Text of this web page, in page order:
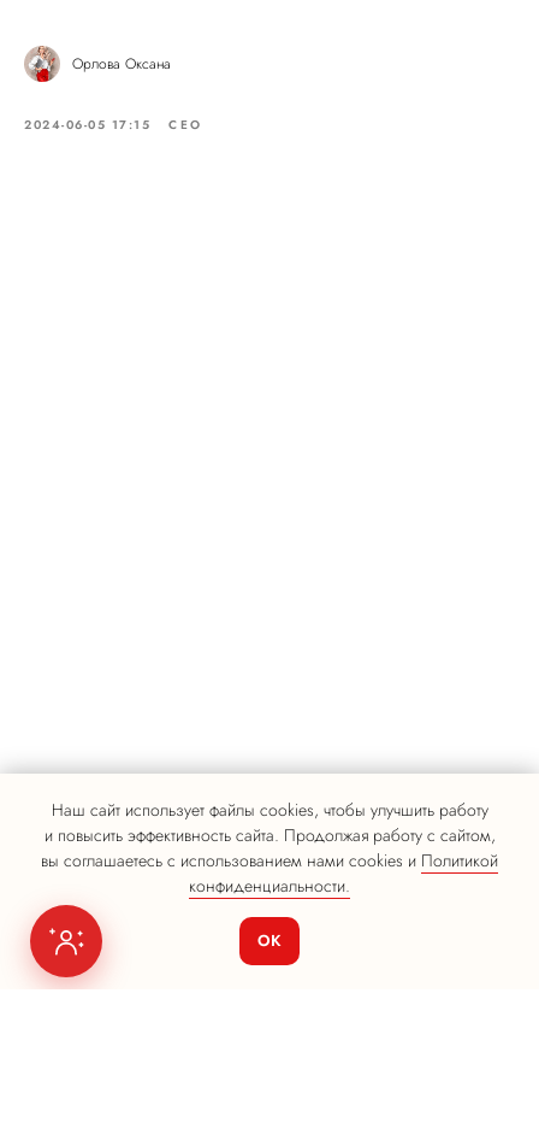
Наш сайт использует файлы cookies, чтобы улучшить работу
и повысить эффективность сайта. Продолжая работу с сайтом,
вы соглашаетесь с использованием нами cookies и Политикой
конфиденциальности.
ОК
Орлова Оксана
2024-06-05 17:15 СЕО